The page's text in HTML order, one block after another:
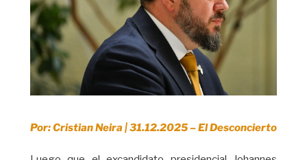
Por: Cristian Neira | 31.12.2025 – El Desconcierto